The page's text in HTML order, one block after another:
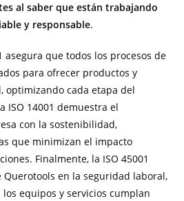
al saber que están trabajando
y responsable.
asegura que todos los procesos de
para ofrecer productos y
optimizando cada etapa del
ISO 14001 demuestra el
con la sostenibilidad,
que minimizan el impacto
Finalmente, la ISO 45001
en la seguridad laboral,
equipos y servicios cumplan